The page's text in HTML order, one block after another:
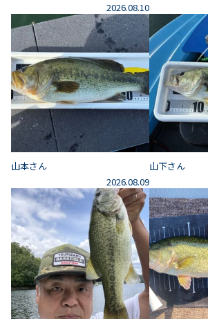
2026.08.10
山本さん
2026.08.09
山下さん